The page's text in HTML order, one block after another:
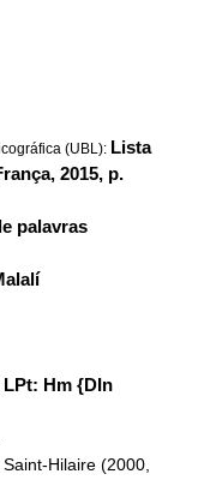
(UBL): Lista
2015, p.
palavras
LPt: Hm {DIn
Hilaire (2000,